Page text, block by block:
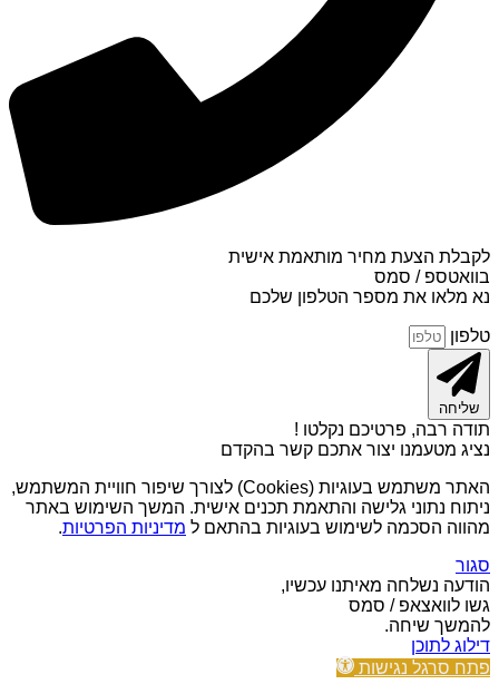
לקבלת הצעת מחיר מותאמת אישית
בוואטספ / סמס
נא מלאו את מספר הטלפון שלכם
טלפון
שליחה
תודה רבה, פרטיכם נקלטו !
נציג מטעמנו יצור אתכם קשר בהקדם
האתר משתמש בעוגיות (Cookies) לצורך שיפור חוויית המשתמש,
ניתוח נתוני גלישה והתאמת תכנים אישית. המשך השימוש באתר
מהווה הסכמה לשימוש בעוגיות בהתאם ל מדיניות הפרטיות.
סגור
הודעה נשלחה מאיתנו עכשיו,
גשו לוואצאפ / סמס
להמשך שיחה.
דילוג לתוכן
פתח סרגל נגישות